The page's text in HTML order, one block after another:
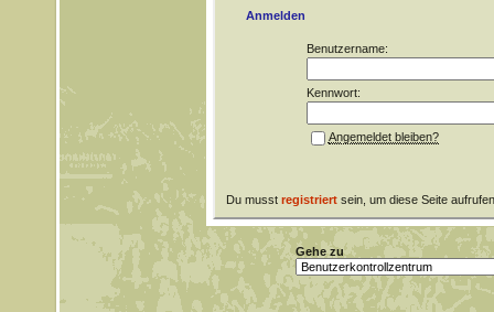
Anmelden
Benutzername:
Kennwort:
Angemeldet bleiben?
Du musst registriertsein, um diese Seite
Gehe zu